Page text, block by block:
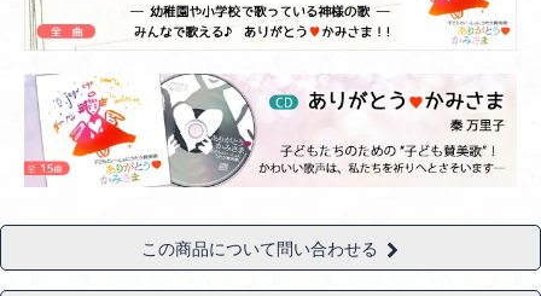
この商品について問い合わせる